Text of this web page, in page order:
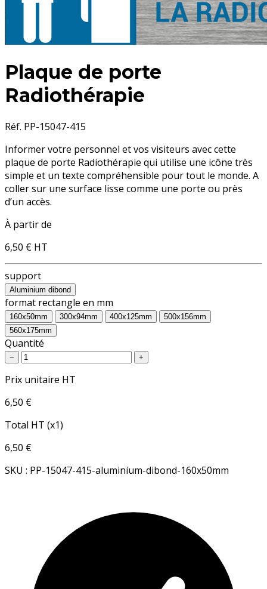
Plaque de porte
Radiothérapie
Réf. PP-15047-415
Informer votre personnel et vos visiteurs avec cette
plaque de porte Radiothérapie qui utilise une icône très
simple et un texte compréhensible pour tout le monde. A
coller sur une surface lisse comme une porte ou près
d’un accès.
À partir de
6,50 € HT
support
Aluminium dibond
format rectangle en mm
160x50mm 300x94mm 400x125mm
500x156mm
560x175mm
Quantité
− +
Prix unitaire HT
6,50 €
Total HT (x1)
6,50 €
SKU : PP-15047-415-aluminium-dibond-160x50mm